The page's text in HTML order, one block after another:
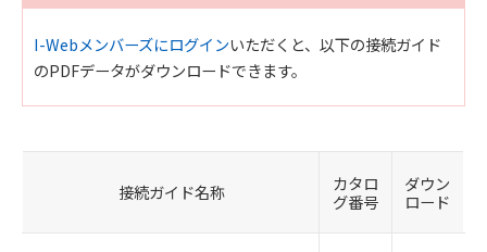
I-Webメンバーズにログインいただくと、以下の接続ガイド
のPDFデータがダウンロードできます。
接続ガイド名称
カタロ
グ番号
ダウン
ロード